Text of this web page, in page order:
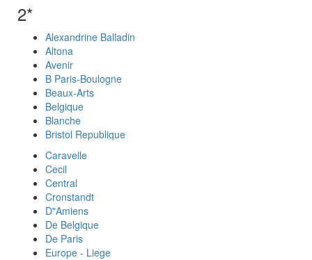
2*
Alexandrine Balladin
Altona
Avenir
B Paris-Boulogne
Beaux-Arts
Belgique
Blanche
Bristol Republique
Caravelle
Cecil
Central
Cronstandt
D"Amiens
De Belgique
De Paris
Europe - Liege